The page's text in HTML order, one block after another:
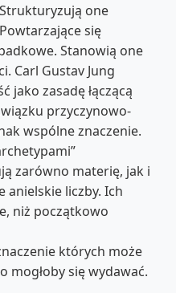
one
się
Stanowią one
Carl Gustav Jung
jako zasadę łączącą
przyczynowo-
wspólne znaczenie.
zarówno materię, jak i
anielskie liczby. Ich
niż początkowo
których może
mogłoby się wydawać.